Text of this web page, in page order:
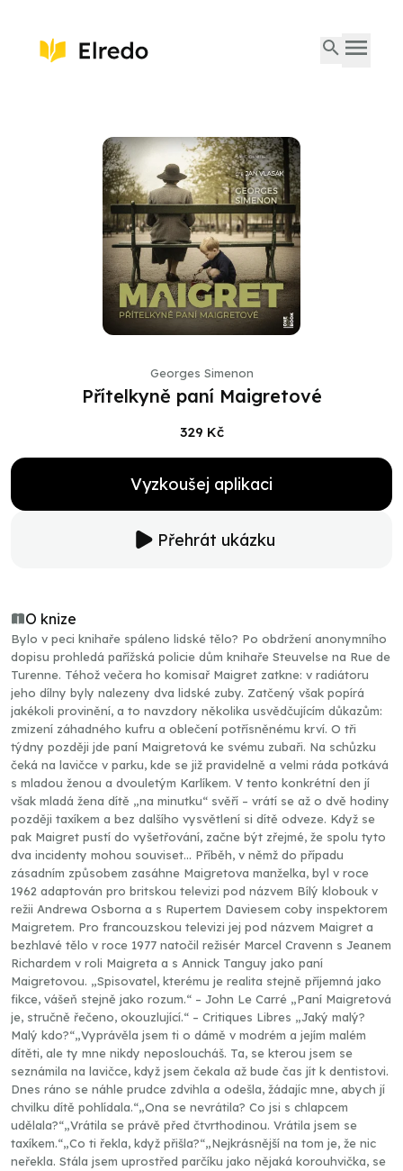
Georges Simenon
Přítelkyně paní Maigretové
329 Kč
Vyzkoušej aplikaci
Přehrát ukázku
O knize
Bylo v peci knihaře spáleno lidské tělo? Po obdržení anonymního
dopisu prohledá pařížská policie dům knihaře Steuvelse na Rue de
Turenne. Téhož večera ho komisař Maigret zatkne: v radiátoru
jeho dílny byly nalezeny dva lidské zuby. Zatčený však popírá
jakékoli provinění, a to navzdory několika usvědčujícím důkazům:
zmizení záhadného kufru a oblečení potřísněnému krví. O tři
týdny později jde paní Maigretová ke svému zubaři. Na schůzku
čeká na lavičce v parku, kde se již pravidelně a velmi ráda potkává
s mladou ženou a dvouletým Karlíkem. V tento konkrétní den jí
však mladá žena dítě „na minutku“ svěří – vrátí se až o dvě hodiny
později taxíkem a bez dalšího vysvětlení si dítě odveze. Když se
pak Maigret pustí do vyšetřování, začne být zřejmé, že spolu tyto
dva incidenty mohou souviset... Příběh, v němž do případu
zásadním způsobem zasáhne Maigretova manželka, byl v roce
1962 adaptován pro britskou televizi pod názvem Bílý klobouk v
režii Andrewa Osborna a s Rupertem Daviesem coby inspektorem
Maigretem. Pro francouzskou televizi jej pod názvem Maigret a
bezhlavé tělo v roce 1977 natočil režisér Marcel Cravenn s Jeanem
Richardem v roli Maigreta a s Annick Tanguy jako paní
Maigretovou. „Spisovatel, kterému je realita stejně příjemná jako
fikce, vášeň stejně jako rozum.“ – John Le Carré „Paní Maigretová
je, stručně řečeno, okouzlující.“ – Critiques Libres „Jaký malý?
Malý kdo?“„Vyprávěla jsem ti o dámě v modrém a jejím malém
dítěti, ale ty mne nikdy neposloucháš. Ta, se kterou jsem se
seznámila na lavičce, když jsem čekala až bude čas jít k dentistovi.
Dnes ráno se náhle prudce zdvihla a odešla, žádajíc mne, abych jí
chvilku dítě pohlídala.“„Ona se nevrátila? Co jsi s chlapcem
udělala?“„Vrátila se právě před čtvrthodinou. Vrátila jsem se
taxíkem.“„Co ti řekla, když přišla?“„Nejkrásnější na tom je, že nic
neřekla. Stála jsem uprostřed parčíku jako nějaká korouhvička, se